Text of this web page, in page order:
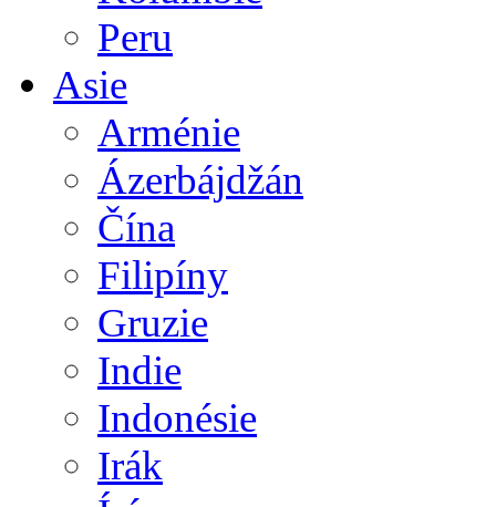
Peru
Asie
Arménie
Ázerbájdžán
Čína
Filipíny
Gruzie
Indie
Indonésie
Irák